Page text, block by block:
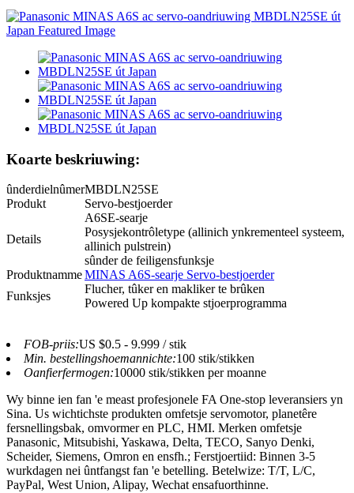
Koarte beskriuwing:
ûnderdielnûmerMBDLN25SE
Produkt
Servo-bestjoerder
Details
A6SE-searje
Posysjekontrôletype (allinich ynkrementeel systeem,
allinich pulstrein)
sûnder de feiligensfunksje
ProduktnammeMINAS A6S-searje Servo-bestjoerder
Funksjes
Flucher, tûker en makliker te brûken
Powered Up kompakte stjoerprogramma
FOB-priis:US $0.5 - 9.999 / stik
Min. bestellingshoemannichte:100 stik/stikken
Oanfierfermogen:10000 stik/stikken per moanne
Wy binne ien fan 'e meast profesjonele FA One-stop leveransiers yn
Sina. Us wichtichste produkten omfetsje servomotor, planetêre
fersnellingsbak, omvormer en PLC, HMI. Merken omfetsje
Panasonic, Mitsubishi, Yaskawa, Delta, TECO, Sanyo Denki,
Scheider, Siemens, Omron en ensfh.; Ferstjoertiid: Binnen 3-5
wurkdagen nei ûntfangst fan 'e betelling. Betelwize: T/T, L/C,
PayPal, West Union, Alipay, Wechat ensafuorthinne.